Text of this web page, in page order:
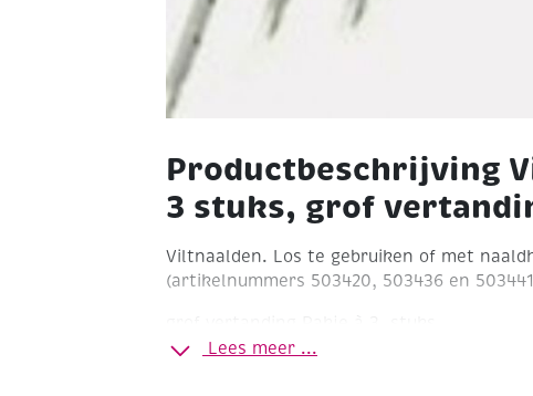
Productbeschrijving
3 stuks, grof
Viltnaalden. Los te gebruiken of met
(artikelnummers 503420, 503436 en
Lees meer ...